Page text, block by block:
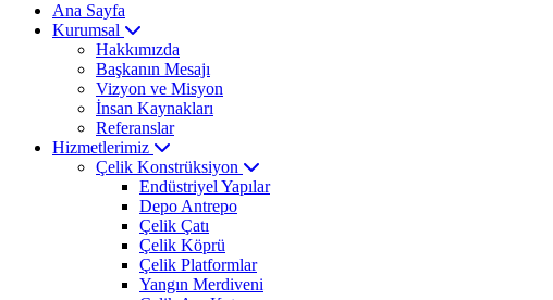
Ana Sayfa
Kurumsal
Hakkımızda
Başkanın Mesajı
Vizyon ve Misyon
İnsan Kaynakları
Referanslar
Hizmetlerimiz
Çelik Konstrüksiyon
Endüstriyel Yapılar
Depo Antrepo
Çelik Çatı
Çelik Köprü
Çelik Platformlar
Yangın Merdiveni